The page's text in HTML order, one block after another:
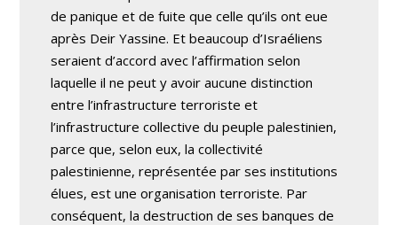
de panique et de fuite que celle qu’ils ont eue
après Deir Yassine. Et beaucoup d’Israéliens
seraient d’accord avec l’affirmation selon
laquelle il ne peut y avoir aucune distinction
entre l’infrastructure terroriste et
l’infrastructure collective du peuple palestinien,
parce que, selon eux, la collectivité
palestinienne, représentée par ses institutions
élues, est une organisation terroriste. Par
conséquent, la destruction de ses banques de